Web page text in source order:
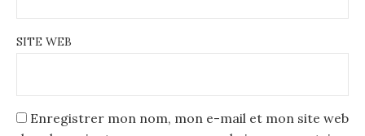
SITE WEB
Enregistrer mon nom, mon e-mail et mon site web